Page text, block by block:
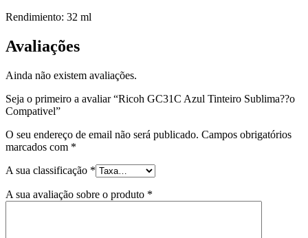
Rendimiento: 32 ml
Avaliações
Ainda não existem avaliações.
Seja o primeiro a avaliar “Ricoh GC31C Azul Tinteiro Sublima??o
Compativel”
O seu endereço de email não será publicado. Campos obrigatórios
marcados com *
A sua classificação *
A sua avaliação sobre o produto *